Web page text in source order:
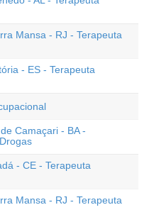
Mansa - RJ - Terapeuta
- ES - Terapeuta
Camaçari - BA -
- CE - Terapeuta
Mansa - RJ - Terapeuta